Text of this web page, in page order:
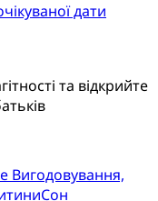
дати
та відкрийте
Вигодовування,
Сон